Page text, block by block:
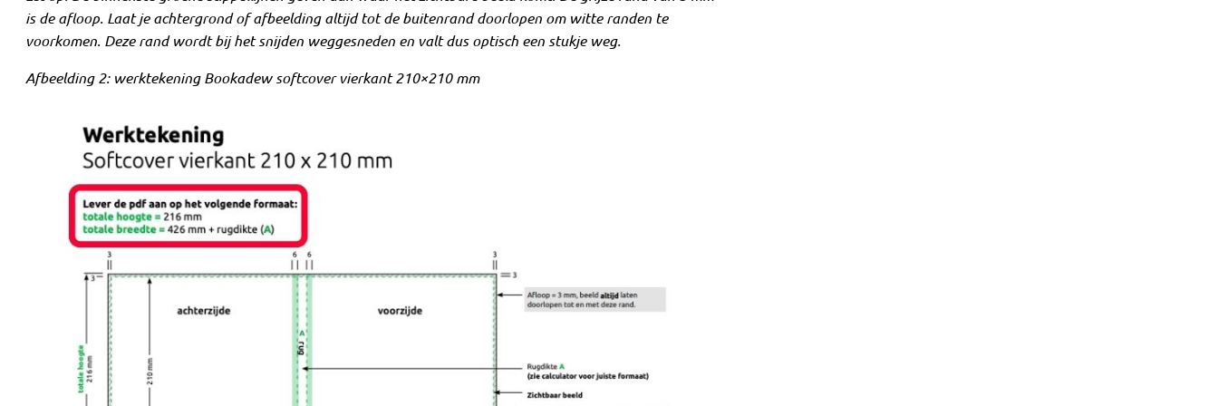
is de afloop. Laat je achtergrond of afbeelding altijd tot de buitenrand doorlopen om witte randen te
voorkomen. Deze rand wordt bij het snijden weggesneden en valt dus optisch een stukje weg.
Afbeelding 2: werktekening Bookadew softcover vierkant 210×210 mm